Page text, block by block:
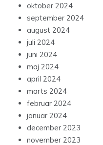
oktober 2024
september 2024
august 2024
juli 2024
juni 2024
maj 2024
april 2024
marts 2024
februar 2024
januar 2024
december 2023
november 2023